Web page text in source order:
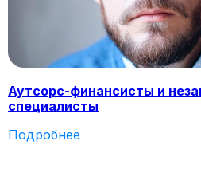
Аутсорс-финансисты и
специалисты
Подробнее